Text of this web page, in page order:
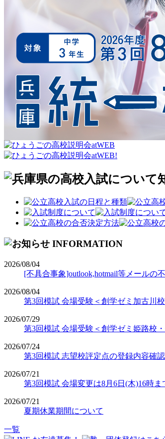
2026/08/04
[不具合事象]outlook,hotmail等メールの
2026/08/04
第3回模試 会場受験＜創学ゼミ加古川
2026/07/29
第3回模試 会場受験＜創学ゼミ姫路校
2026/07/24
第3回模試 志望校評定点の登録内容確
2026/07/21
第3回模試 会場変更は8月6日(木)16時ま
2026/07/21
夏期休業期間について
一覧